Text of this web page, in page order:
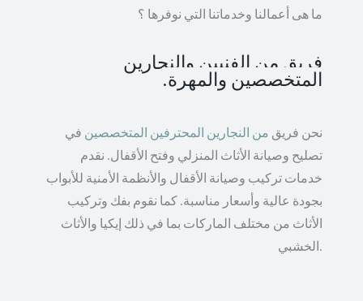
ما هى أعمالنا وخدماتنا التي نوفرها ؟
فريق من الفنيين والنجارين
المتخصصين والمهرة.
نحن فريق من النجارين المحترفين المتخصصين في
تصليح وصيانة الأثاث المنزلي وفتح الأقفال. نقدم
خدمات تركيب وصيانة الأقفال والأنظمة الأمنية للأبواب
بجودة عالية وأسعار مناسبة. كما نقوم بفك وتركيب
الأثاث من مختلف الماركات بما في ذلك إيكيا والأثاث
الخشبي.